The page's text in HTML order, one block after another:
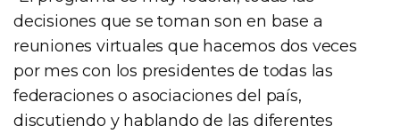
decisiones que se toman son en base a
reuniones virtuales que hacemos dos veces
por mes con los presidentes de todas las
federaciones o asociaciones del país,
discutiendo y hablando de las diferentes